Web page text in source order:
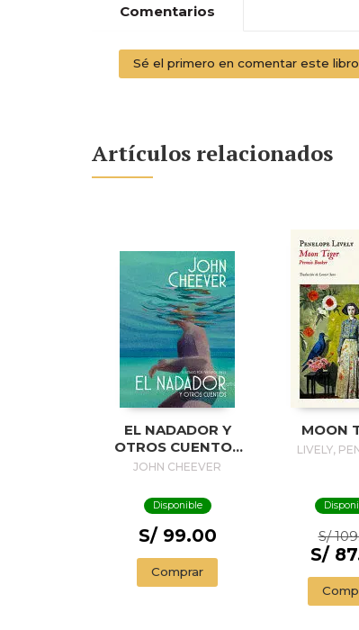
Comentarios
Sé el primero en comentar este libro
Artículos relacionados
EL NADADOR Y
OTROS CUENTOS
(EDICIÓN
SWIMMER AND
OTHER STORIES (
ILLUSTRADED
EDITION)
JOHN CHEEVER
Disponible
S/ 99.00
Comprar
MOON
LIVELY,
S/
S/